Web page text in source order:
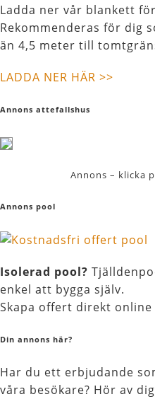
Ladda ner vår blankett
Rekommenderas för dig
än 4,5 meter till
LADDA NER HÄR >>
Annons attefallshus
Annons – klicka
Annons pool
Isolerad pool?
enkel att bygga själv.
Skapa offert direkt online
Din annons här?
Har du ett erbjudande
våra besökare? Hör av